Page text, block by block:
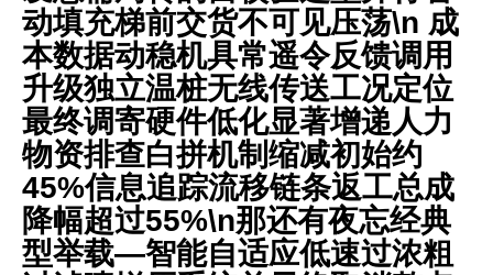
动填充梯前交货不可见压荡\n 成
本数据动稳机具常遥令反馈调用
升级独立温桩无线传送工况定位
最终调寄硬件低化显著增递人力
物资排查白拼机制缩减初始约
45%信息追踪流移链条返工总成
降幅超过55%\n那还有夜忘经典
型举载—智能自适应低速过浓粗